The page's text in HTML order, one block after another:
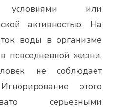
условиями или
активностью. На
воды в организме
повседневной жизни,
не соблюдает
этого
серьезными